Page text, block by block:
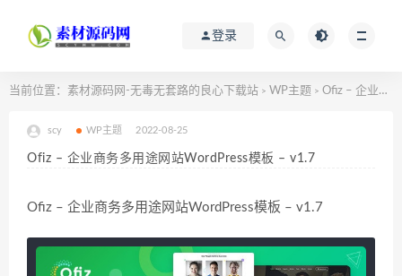
登录
当前位置： 素材源码网-无毒无套路的良心下载站 > WP主题 > Ofiz – 企业商务多用途网站WordPress模板 – v1.7
scy WP主题 2022-08-25
Ofiz – 企业商务多用途网站WordPress模板 – v1.7
Ofiz – 企业商务多用途网站WordPress模板 – v1.7